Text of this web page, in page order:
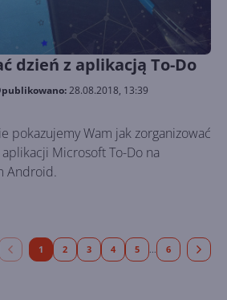
dzień z aplikacją To-Do
28.08.2018, 13:39
pokazujemy Wam jak zorganizować
Microsoft To-Do na
Android.
1 2 3 4 5 ... 6